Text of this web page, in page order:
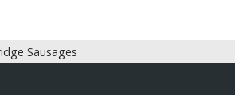
Sausages